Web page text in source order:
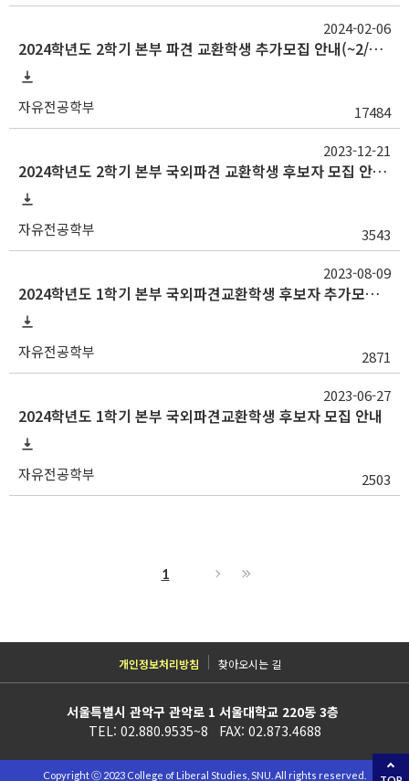
2024학년도 2학기 본부 파견 교환학생 추가모집 안내(~2/16금 15시)
자유전공학부 17484
2024-02-06
2024학년도 2학기 본부 국외파견 교환학생 후보자 모집 안내(~1/10수 15시)
자유전공학부 3543
2023-12-21
2024학년도 1학기 본부 국외파견교환학생 후보자 추가모집 안내 (~8.21(월) 11시)
자유전공학부 2871
2023-08-09
2024학년도 1학기 본부 국외파견교환학생 후보자 모집 안내
자유전공학부 2503
2023-06-27
1
개인정보처리방침 찾아오시는 길
서울특별시 관악구 관악로 1 서울대학교 220동 3층
TEL: 02.880.9535~8 FAX: 02.873.4688
Copyright ⓒ 2023 College of Liberal Studies, SNU. All rights reserved.